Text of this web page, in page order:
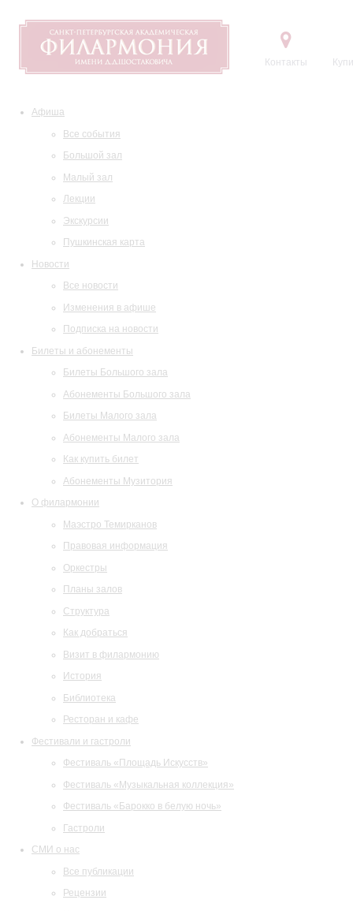
Контакты
Афиша
Все события
Большой зал
Малый зал
Лекции
Экскурсии
Пушкинская карта
Новости
Все новости
Изменения в афише
Подписка на новости
Билеты и абонементы
Билеты Большого зала
Абонементы Большого зала
Билеты Малого зала
Абонементы Малого зала
Как купить билет
Абонементы Музитория
О филармонии
Маэстро Темирканов
Правовая информация
Оркестры
Планы залов
Структура
Как добраться
Визит в филармонию
История
Библиотека
Ресторан и кафе
Фестивали и гастроли
Фестиваль «Площадь Искусств»
Фестиваль «Музыкальная коллекция»
Фестиваль «Барокко в белую ночь»
Гастроли
СМИ о нас
Все публикации
Рецензии